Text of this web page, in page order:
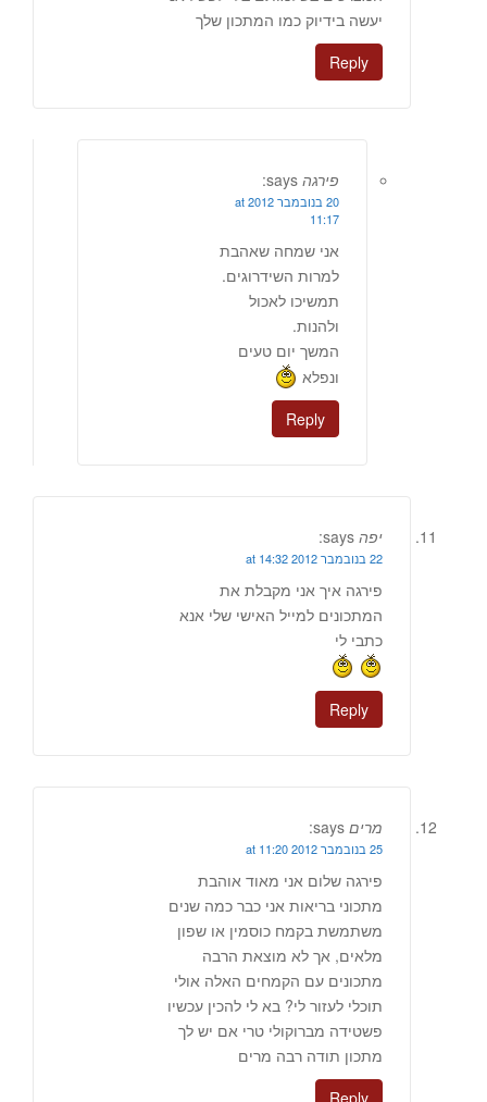
יעשה בידיוק כמו המתכון שלך
Reply
פירגה says:
20 בנובמבר 2012 at
11:17
אני שמחה שאהבת
למרות השידרוגים.
תמשיכו לאכול
ולהנות.
המשך יום טעים
ונפלא
Reply
יפה says:
22 בנובמבר 2012 at 14:32
פירגה איך אני מקבלת את
המתכונים למייל האישי שלי אנא
כתבי לי
Reply
מרים says:
25 בנובמבר 2012 at 11:20
פירגה שלום אני מאוד אוהבת
מתכוני בריאות אני כבר כמה שנים
משתמשת בקמח כוסמין או שפון
מלאים, אך לא מוצאת הרבה
מתכונים עם הקמחים האלה אולי
תוכלי לעזור לי? בא לי להכין עכשיו
פשטידה מברוקולי טרי אם יש לך
מתכון תודה רבה מרים
Reply